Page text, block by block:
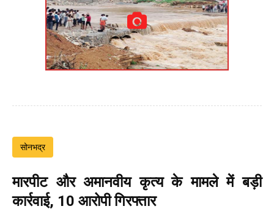
सोनभद्र
मारपीट और अमानवीय कृत्य के मामले में बड़ी
कार्रवाई, 10 आरोपी गिरफ्तार